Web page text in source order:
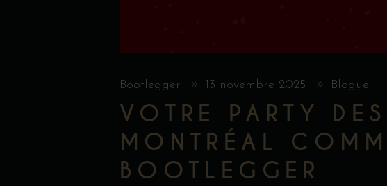
Bootlegger 13 novembre 2025 Blogue
VOTRE PARTY
MONTRÉAL
BOOTLEGGER